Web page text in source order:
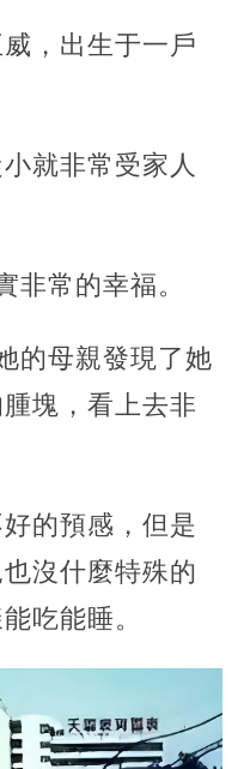
，出生于一戶
就非常受家人
非常的幸福。
的母親發現了她
塊，看上去非
的預感，但是
沒什麼特殊的
吃能睡。